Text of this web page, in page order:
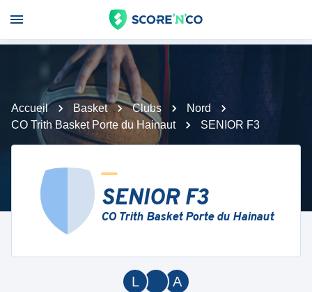
Accueil Basket Clubs
Nord
CO Trith Basket Porte du Hainaut
SENIOR F3
SENIOR F3
CO Trith Basket Porte du Hainaut
A
L